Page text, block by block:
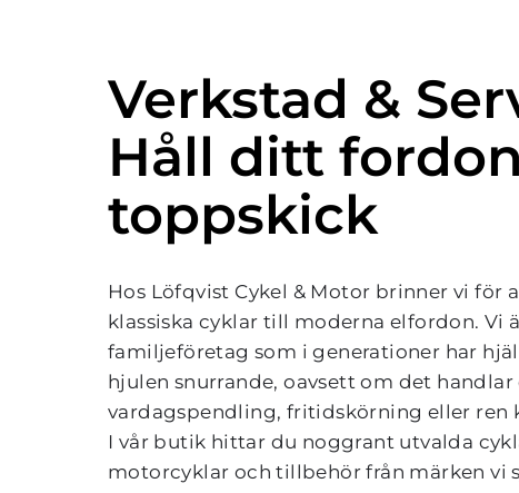
Verkstad &
Håll ditt
toppskick
Hos Löfqvist Cykel & Motor brinner vi för
klassiska cyklar till moderna elfordon. Vi
familjeföretag som i generationer har
hjulen snurrande, oavsett om det handlar
vardagspendling, fritidskörning eller ren
I vår butik hittar du noggrant utvalda
motorcyklar och tillbehör från märken vi